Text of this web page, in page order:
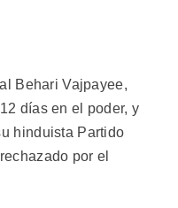
Behari Vajpayee,
días en el poder, y
hinduista Partido
por el